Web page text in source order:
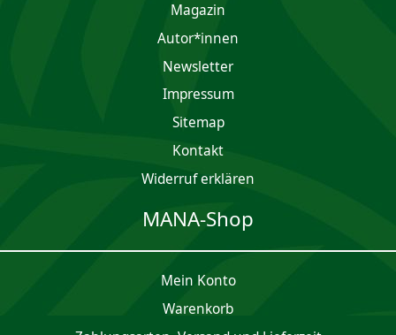
Magazin
Autor*innen
Newsletter
Impres­sum
Sitemap
Kontakt
Widerruf erklären
MANA-Shop
Mein Konto
Waren­korb